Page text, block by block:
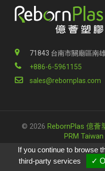
71843 台南市關廟區南
+886-6-5961155
sales@rebornplas.com
© 2026 RebornPlas 億薈
PRM Taiwan
If you continue to browse
third-party services
✓